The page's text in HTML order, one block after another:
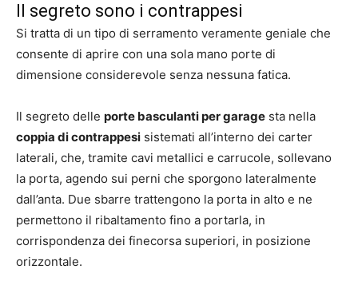
Il segreto sono i contrappesi
Si tratta di un tipo di serramento veramente geniale che
consente di aprire con una sola mano porte di
dimensione considerevole senza nessuna fatica.
Il segreto delle porte basculanti per garage sta nella
coppia di contrappesi sistemati all’interno dei carter
laterali, che, tramite cavi metallici e carrucole, sollevano
la porta, agendo sui perni che sporgono lateralmente
dall’anta. Due sbarre trattengono la porta in alto e ne
permettono il ribaltamento fino a portarla, in
corrispondenza dei finecorsa superiori, in posizione
orizzontale.